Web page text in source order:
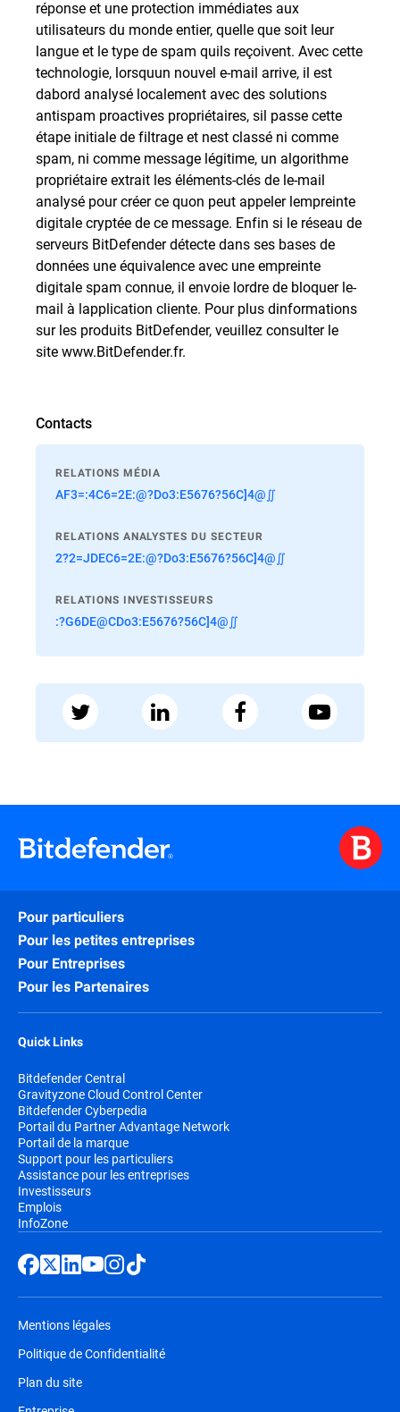
réponse et une protection immédiates aux
utilisateurs du monde entier, quelle que soit leur
langue et le type de spam quils reçoivent. Avec cette
technologie, lorsquun nouvel e-mail arrive, il est
dabord analysé localement avec des solutions
antispam proactives propriétaires, sil passe cette
étape initiale de filtrage et nest classé ni comme
spam, ni comme message légitime, un algorithme
propriétaire extrait les éléments-clés de le-mail
analysé pour créer ce quon peut appeler lempreinte
digitale cryptée de ce message. Enfin si le réseau de
serveurs BitDefender détecte dans ses bases de
données une équivalence avec une empreinte
digitale spam connue, il envoie lordre de bloquer le-
mail à lapplication cliente. Pour plus dinformations
sur les produits BitDefender, veuillez consulter le
site www.BitDefender.fr.
Contacts
RELATIONS MÉDIA
AF3=:4C6=2E:@?Do3:E5676?56C]4@∬
RELATIONS ANALYSTES DU SECTEUR
2?2=JDEC6=2E:@?Do3:E5676?56C]4@∬
RELATIONS INVESTISSEURS
:?G6DE@CDo3:E5676?56C]4@∬
Pour particuliers
Pour les petites entreprises
Pour Entreprises
Pour les Partenaires
Quick Links
Bitdefender Central
Gravityzone Cloud Control Center
Bitdefender Cyberpedia
Portail du Partner Advantage Network
Portail de la marque
Support pour les particuliers
Assistance pour les entreprises
Investisseurs
Emplois
InfoZone
Mentions légales
Politique de Confidentialité
Plan du site